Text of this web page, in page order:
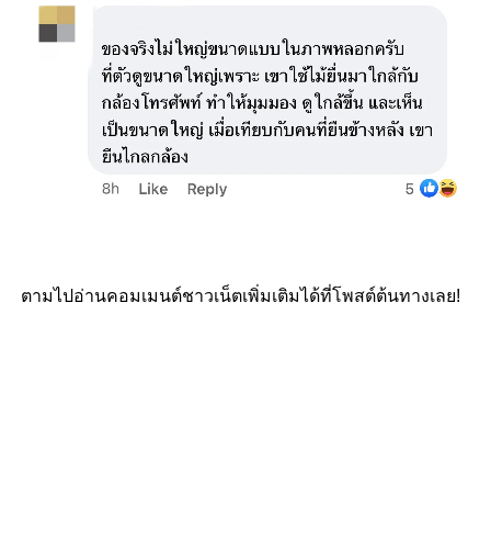
ตามไปอ่านคอมเมนต์ชาวเน็ตเพิ่มเติมได้ที่โพสต์ต้นทางเลย!